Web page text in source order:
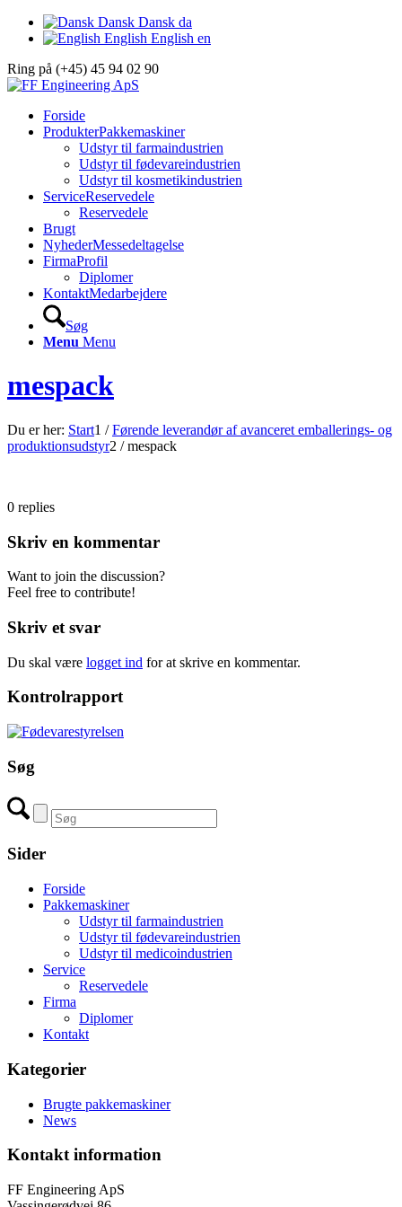
Dansk Dansk da
English English en
Ring på (+45) 45 94 02 90
Forside
ProdukterPakkemaskiner
Udstyr til farmaindustrien
Udstyr til fødevareindustrien
Udstyr til kosmetikindustrien
ServiceReservedele
Reservedele
Brugt
NyhederMessedeltagelse
FirmaProfil
Diplomer
KontaktMedarbejdere
Søg
Menu Menu
mespack
Du er her: Start1 / Førende leverandør af avanceret emballerings- og
produktionsudstyr2 / mespack
0 replies
Skriv en kommentar
Want to join the discussion?
Feel free to contribute!
Skriv et svar
Du skal være logget ind for at skrive en kommentar.
Kontrolrapport
Søg
Sider
Forside
Pakkemaskiner
Udstyr til farmaindustrien
Udstyr til fødevareindustrien
Udstyr til medicoindustrien
Service
Reservedele
Firma
Diplomer
Kontakt
Kategorier
Brugte pakkemaskiner
News
Kontakt information
FF Engineering ApS